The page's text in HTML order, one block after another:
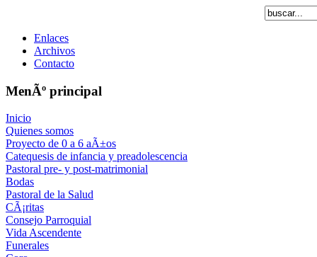
Enlaces
Archivos
Contacto
MenÃº principal
Inicio
Quienes somos
Proyecto de 0 a 6 aÃ±os
Catequesis de infancia y preadolescencia
Pastoral pre- y post-matrimonial
Bodas
Pastoral de la Salud
CÃ¡ritas
Consejo Parroquial
Vida Ascendente
Funerales